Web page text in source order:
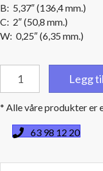
B: 5,37″ (136,4 mm.)
C: 2″ (50,8 mm.)
W: 0,25″ (6,35 mm.)
gummikobling
eksos
(101,6
Legg
* Alle våre produkter er
63 98 12 20